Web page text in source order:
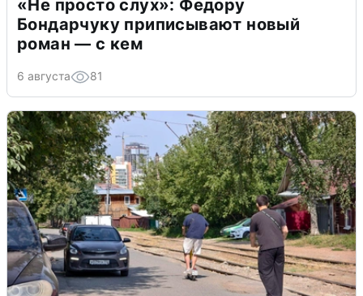
«Не просто слух»: Федору
Бондарчуку приписывают новый
роман — с кем
6 августа 81